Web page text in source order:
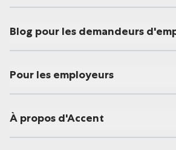
Blog pour les demandeurs
Pour les employeurs
À propos d'Accent